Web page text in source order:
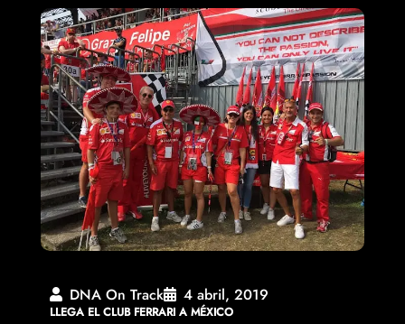
DNA On Track 4 abril, 2019
LLEGA EL CLUB FERRARI A MÉXICO